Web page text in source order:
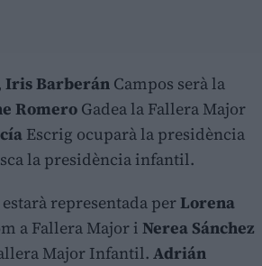
Iris Barberán Campos serà la
Romero Gadea la Fallera Major
Escrig ocuparà la presidència
la presidència infantil.
estarà representada perLorena
a Fallera Major i Nerea Sánchez
Major Infantil. Adrián